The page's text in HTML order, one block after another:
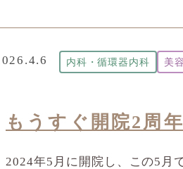
内科・循環器内科 美
もうすぐ開院2周年
2024年5月に開院し、この5月